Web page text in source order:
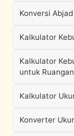
Konversi
Kalkulator
Kalkulator
untuk Ruangan
Kalkulator
Konverter